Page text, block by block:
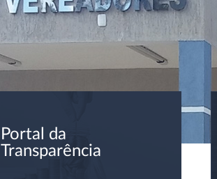
Portal da
Transparência